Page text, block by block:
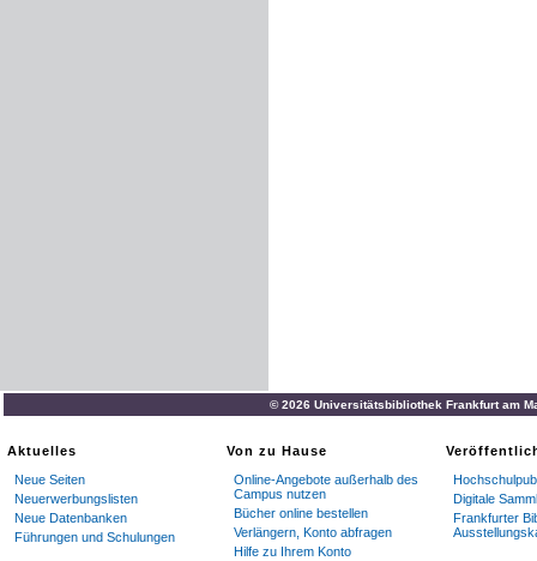
© 2026 Universitätsbibliothek Frankfurt am
Aktuelles
Neue Seiten
Neuerwerbungslisten
Neue Datenbanken
Führungen und Schulungen
Von zu Hause
Online-Angebote außerhalb des
Campus nutzen
Bücher online bestellen
Verlängern, Konto abfragen
Hilfe zu Ihrem Konto
Digitale
Frankfurter